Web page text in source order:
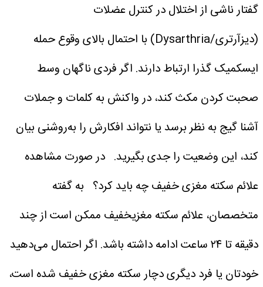
گفتار ناشی از اختلال در کنترل عضلات
(دیزآرتری/Dysarthria) با احتمال بالای وقوع حمله
ایسکمیک گذرا ارتباط دارند. اگر فردی ناگهان وسط
صحبت کردن مکث کند، در واکنش به کلمات و جملات
آشنا گیج به نظر برسد یا نتواند افکارش را به‌روشنی بیان
کند، این وضعیت را جدی بگیرید. در صورت مشاهده
علائم سکته مغزی خفیف چه باید کرد؟ به گفته
متخصصان، علائم سکته مغزیخفیف ممکن است از چند
دقیقه تا ۲۴ ساعت ادامه داشته باشد. اگر احتمال می‌دهید
خودتان یا فرد دیگری دچار سکته مغزی خفیف شده است،